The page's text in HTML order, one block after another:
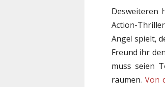
Desweiteren
Action-Thriller
Angel spielt,
Freund ihr
muss seien
räumen.Von